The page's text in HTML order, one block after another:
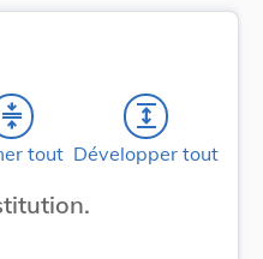
compress
tout
expand
Développer tout